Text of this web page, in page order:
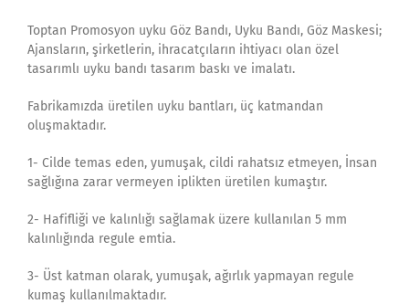
Toptan Promosyon uyku Göz Bandı, Uyku Bandı, Göz Maskesi;
Ajansların, şirketlerin, ihracatçıların ihtiyacı olan özel
tasarımlı uyku bandı tasarım baskı ve imalatı.
Fabrikamızda üretilen uyku bantları, üç katmandan
oluşmaktadır.
1- Cilde temas eden, yumuşak, cildi rahatsız etmeyen, İnsan
sağlığına zarar vermeyen iplikten üretilen kumaştır.
2- Hafifliği ve kalınlığı sağlamak üzere kullanılan 5 mm
kalınlığında regule emtia.
3- Üst katman olarak, yumuşak, ağırlık yapmayan regule
kumaş kullanılmaktadır.